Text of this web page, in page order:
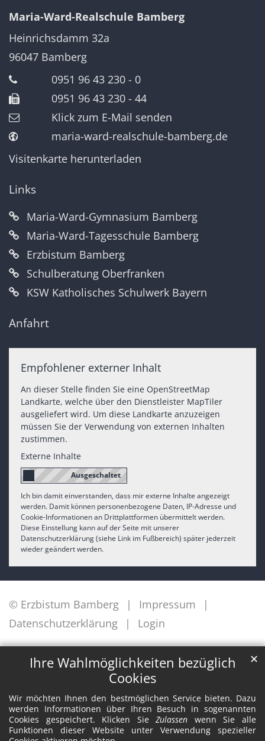
Ihre Wahlmöglichkeiten bezüglich
Cookies
Wir möchten Ihnen den bestmöglichen Service bieten. Dazu
werden Informationen über Ihren Besuch in sogenannten
Cookies gespeichert. Klicken SieZulassen wenn Sie alle
Funktionen dieser Website unter Verwendung spezieller
✕
Maria-Ward-Realschule Bamberg
Heinrichsdamm 32a
96047 Bamberg
0951 96 43 230 - 0
0951 96 43 230 - 44
Klick zum E-Mail senden
maria-ward-realschule-bamberg.de
Visitenkarte herunterladen
Links
Maria-Ward-Gymnasium Bamberg
Maria-Ward-Tagesschule Bamberg
Erzbistum Bamberg
Schulberatung Oberfranken
KSW Katholisches Schulwerk Bayern
Anfahrt
Empfohlener externer Inhalt
An dieser Stelle finden Sie eine OpenStreetMap
Landkarte, welche über den Dienstleister MapTiler
ausgeliefert wird. Um diese Landkarte anzuzeigen
müssen Sie der Verwendung von externen Inhalten
zustimmen.
Externe Inhalte
Ich bin damit einverstanden, dass mir externe Inhalte angezeigt
werden. Damit können personenbezogene Daten, IP-Adresse und
Cookie-Informationen an Drittplattformen übermittelt werden.
Diese Einstellung kann auf der Seite mit unserer
Datenschutzerklärung (siehe Link im Fußbereich) später jederzeit
wieder geändert werden.
© Erzbistum Bamberg
Impressum
Datenschutzerklärung
Login